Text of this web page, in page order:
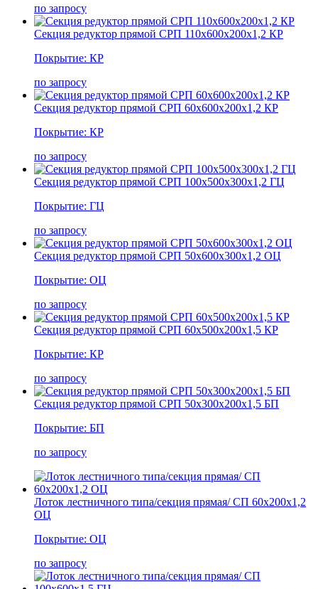
по запросу
Секция редуктор прямой СРП 110х600х200х1,2 КР
Покрытие: КР
по запросу
Секция редуктор прямой СРП 60х600х200х1,2 КР
Покрытие: КР
по запросу
Секция редуктор прямой СРП 100х500х300х1,2 ГЦ
Покрытие: ГЦ
по запросу
Секция редуктор прямой СРП 50х600х300х1,2 ОЦ
Покрытие: ОЦ
по запросу
Секция редуктор прямой СРП 60х500х200х1,5 КР
Покрытие: КР
по запросу
Секция редуктор прямой СРП 50х300х200х1,5 БП
Покрытие: БП
по запросу
Лоток лестничного типа/секция прямая/ СП 60х200х1,2
ОЦ
Покрытие: ОЦ
по запросу